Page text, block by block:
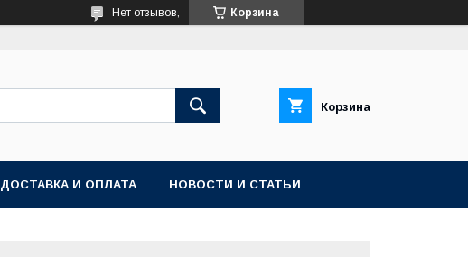
Корзина
Нет отзывов,
Корзина
ДОСТАВКА И ОПЛАТА НОВОСТИ И СТАТЬИ